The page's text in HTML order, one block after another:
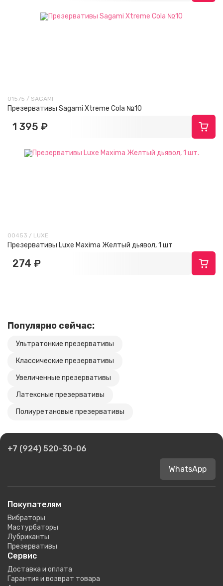
01575 / SAGAMI
Презервативы Sagami Xtreme Cola №10
1 395 ₽
00453 / LUXE
Презервативы Luxe Maxima Желтый дьявол, 1 шт
274 ₽
Популярно сейчас:
Ультратонкие презервативы
Классические презервативы
Увеличенные презервативы
Латексные презервативы
Полиуретановые презервативы
+7 (924) 520-30-06
WhatsApp
Покупателям
Вибраторы
Мастурбаторы
Лубриканты
Презервативы
Сервис
Доставка и оплата
Гарантия и возврат товара